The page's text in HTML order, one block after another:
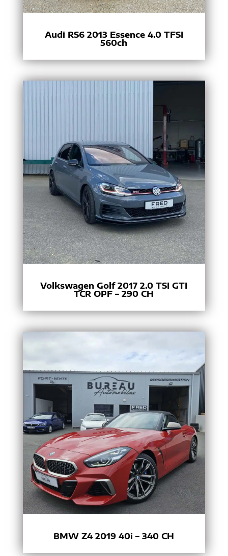
Audi RS6 2013 Essence 4.0 TFSI
560ch
Volkswagen Golf 2017 2.0 TSI GTI
TCR OPF – 290 CH
BMW Z4 2019 40i – 340 CH